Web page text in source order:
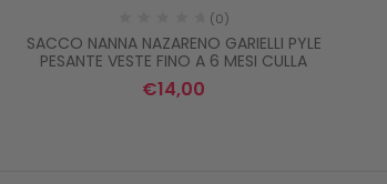
(0)
SACCO NANNA NAZARENO GARIELLI PYLE
PESANTE VESTE FINO A 6 MESI CULLA
€14,00